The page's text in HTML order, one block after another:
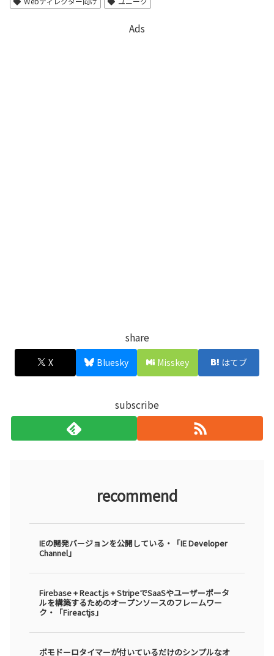
Ads
share
X Bluesky Misskey はてブ
subscribe
recommend
IEの開発バージョンを公開している・「IE Developer
Channel」
Firebase + React.js + StripeでSaaSやユーザーポータ
ルを構築するためのオープンソースのフレームワー
ク・「Fireactjs」
ポモドーロタイマーが付いているだけのシンプルなオ